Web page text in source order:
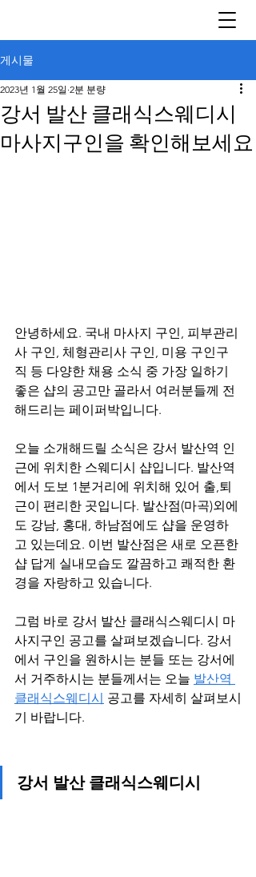
게시물
강서 발산 클래식스웨디시
마사지구인을 확인해보세요
2023년 1월 25일 2분 분량
안녕하세요. 국내 마사지 구인, 피부관리
사 구인, 체형관리사 구인, 미용 구인구
직 등 다양한 채용 소식 중 가장 일하기
좋은 샵의 공고만 골라서 여러분들께 전
해드리는 페이퍼박입니다.
오늘 소개해드릴 소식은 강서 발산역 인
근에 위치한 스웨디시 샵입니다. 발산역
에서 도보 1분거리에 위치해 있어 출,퇴
근이 편리한 곳입니다. 발산점(마곡)외에
도 강남, 홍대, 하남점에도 샵을 운영하
고 있는데요. 이번 발산점은 새로 오픈한
샵 답게 실내모습도 깔끔하고 쾌적한 환
경을 자랑하고 있습니다.
그럼 바로 강서 발산 클래식스웨디시 마
사지구인 공고를 살펴보겠습니다. 강서
에서 구인을 원하시는 분들 또는 강서에
서 거주하시는 분들께서는 오늘 발산역
클래식스웨디시 공고를 자세히 살펴보시
기 바랍니다.
강서 발산 클래식스웨디시